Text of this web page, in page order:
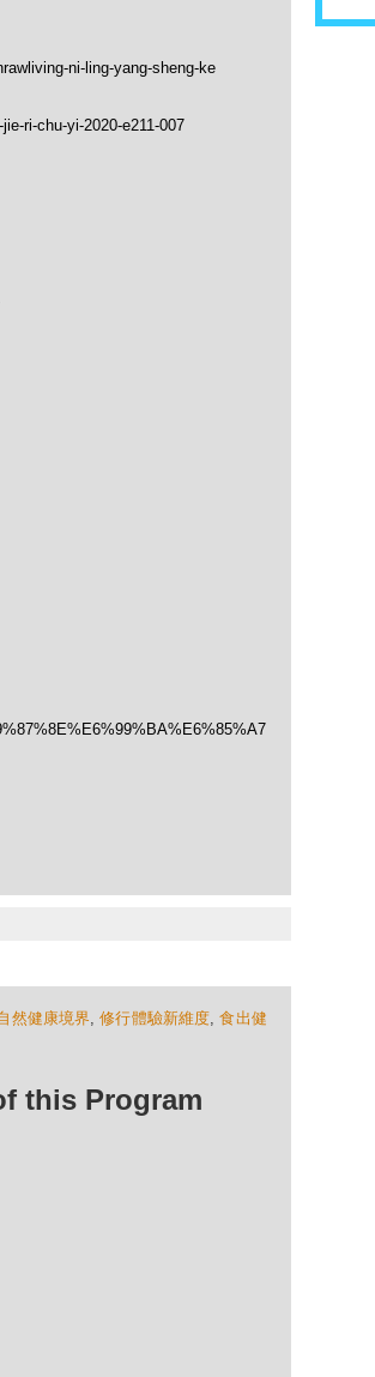
ni-ling-yang-sheng-ke
ri-chu-yi-2020-e211-007
然健康境界,修行體驗新維度,食出健
this Program